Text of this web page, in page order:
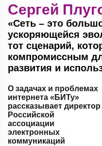
Сергей
«Сеть – это
ускоряющейся
тот сценарий,
компромиссным
развития и
О задачах и проблемах
интернета «БИТу»
рассказывает директор
Российской
ассоциации
электронных
коммуникаций